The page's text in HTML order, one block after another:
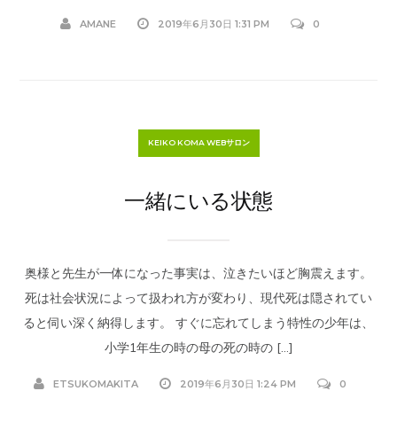
AMANE 2019年6月30日 1:31 PM 0
KEIKO KOMA WEBサロン
一緒にいる状態
奥様と先生が一体になった事実は、泣きたいほど胸震えます。
死は社会状況によって扱われ方が変わり、現代死は隠されてい
ると伺い深く納得します。 すぐに忘れてしまう特性の少年は、
小学1年生の時の母の死の時の […]
ETSUKOMAKITA 2019年6月30日 1:24 PM 0